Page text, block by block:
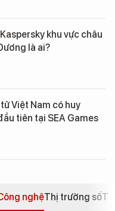
khu vực châu
là ai?
Việt Nam có huy
tiên tại SEA Games
nghệThị trường số